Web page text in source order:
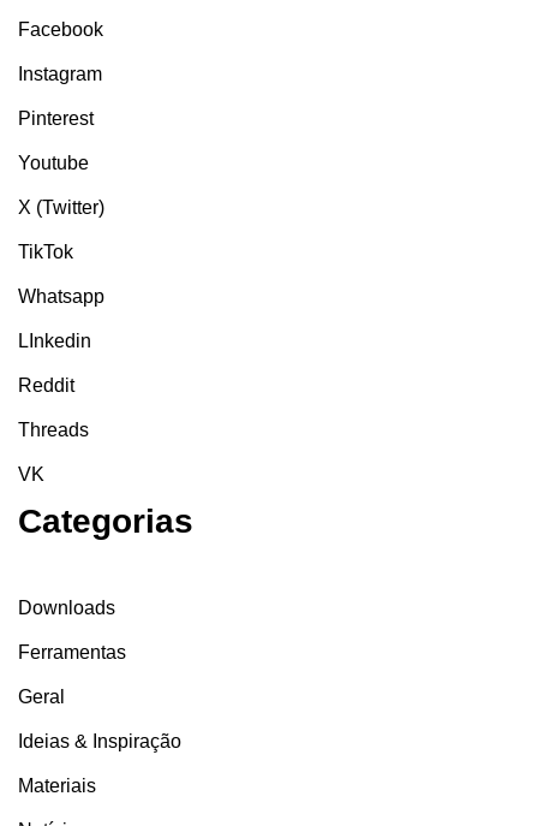
Facebook
Instagram
Pinterest
Youtube
X (Twitter)
TikTok
Whatsapp
LInkedin
Reddit
Threads
VK
Categorias
Downloads
Ferramentas
Geral
Ideias & Inspiração
Materiais